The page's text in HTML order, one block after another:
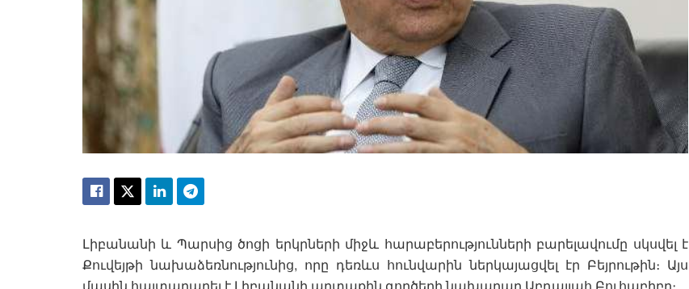
Լիբանանի և Պարսից ծոցի երկրների միջև հարաբերությունների բարելավումը սկսվել է
Քուվեյթի նախաձեռնությունից, որը դեռևս հունվարին ներկայացվել էր Բեյրութին։ Այս
մասին հայտարարել է Լիբանանի արտաքին գործերի նախարար Աբդալլահ Բուհաբիբը։